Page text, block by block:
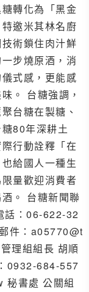
轉化為「黑金
邀米其林名廚
術鎖住肉汁鮮
步燒原酒，消
式感，更能感
。 台糖強調，
台糖在製糖、
80年深耕土
行動詮釋「在
給國人一種生
量歡迎消費者
。 台糖新聞聯
話：06-622-32
件：a05770@t
理組組長 胡順
0932-684-557
秘書處 公關組